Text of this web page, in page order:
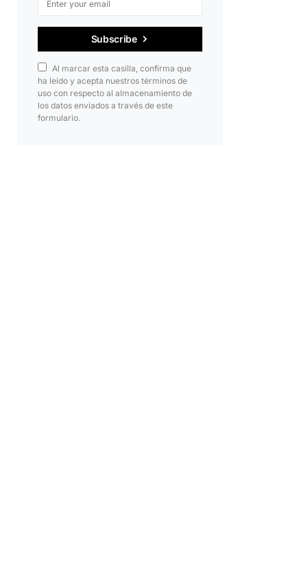
Subscribe
Al marcar esta casilla, confirma que
ha leído y acepta nuestros términos de
uso con respecto al almacenamiento de
los datos enviados a través de este
formulario.